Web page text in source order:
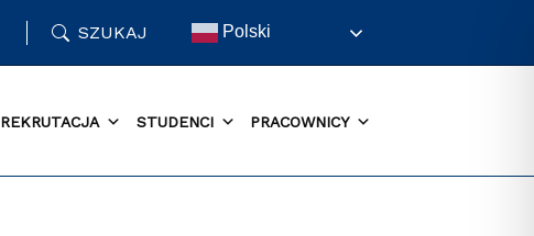
SZUKAJ Polski
REKRUTACJA STUDENCI PRACOWNICY